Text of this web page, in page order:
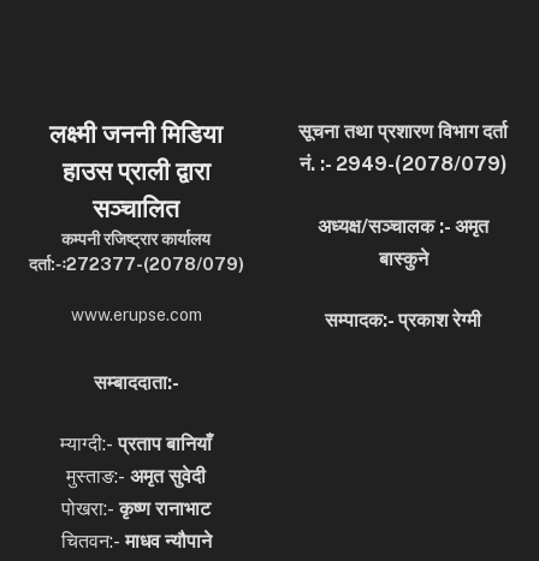
लक्ष्मी जननी मिडिया
हाउस प्राली द्वारा
सञ्चालित
कम्पनी रजिष्ट्रार कार्यालय
दर्ता:-ः272377-(2078/079)
www.erupse.com
सूचना तथा प्रशारण विभाग दर्ता
नं. :- 2949-(2078/079)
अध्यक्ष/सञ्चालक :- अमृत
बास्कुने
सम्पादक:- प्रकाश रेग्मी
सम्बाददाता:-
म्याग्दी:-प्रताप बानियाँ
मुस्ताङ:- अमृत सुवेदी
पोखरा:-कृष्ण रानाभाट
चितवन:-माधव न्यौपाने